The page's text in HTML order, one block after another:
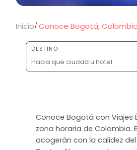
Inicio Conoce Bogotá,
DESTINO
Conoce Bogotá con Viajes
zona horaria de Colombia.
acogerán con la calidez